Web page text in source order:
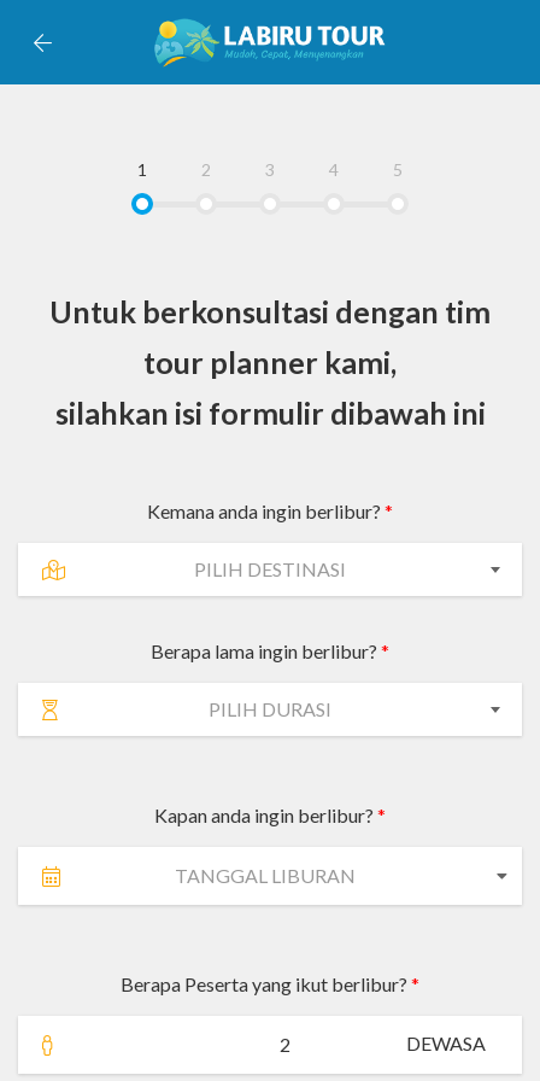
1 2 3 4 5
Untuk berkonsultasi dengan tim
tour planner kami,
silahkan isi formulir dibawah ini
Kemana anda ingin berlibur? *
PILIH DESTINASI
Berapa lama ingin berlibur? *
PILIH DURASI
Kapan anda ingin berlibur? *
Berapa Peserta yang ikut berlibur? *
DEWASA